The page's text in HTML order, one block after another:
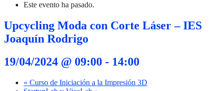
Este evento ha pasado.
Upcycling Moda con Corte Láser – IES
Joaquín Rodrigo
19/04/2024 @ 09:00 - 14:00
« Curso de Iniciación a la Impresión 3D